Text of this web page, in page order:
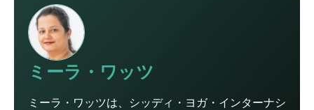
ミーラ・ワッツ
ミーラ・ワッツは、シッディ・ヨガ・インターナシ